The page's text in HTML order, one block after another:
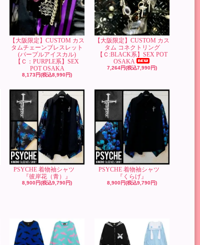
【大阪限定】CUSTOM カス
タムチェーンブレスレット
(パープルアイスカル)
【Ｃ：PURPLE系】SEX
POT OSAKA
8,173円(税込8,990円)
【大阪限定】CUSTOM カス
タム コネクトリング
【Ｃ:BLACK系】SEX POT
OSAKA
7,264円(税込7,990円)
PSYCHE 着物袖シャツ
『彼岸花（青）』
8,900円(税込9,790円)
PSYCHE 着物袖シャツ
『くらげ』
8,900円(税込9,790円)